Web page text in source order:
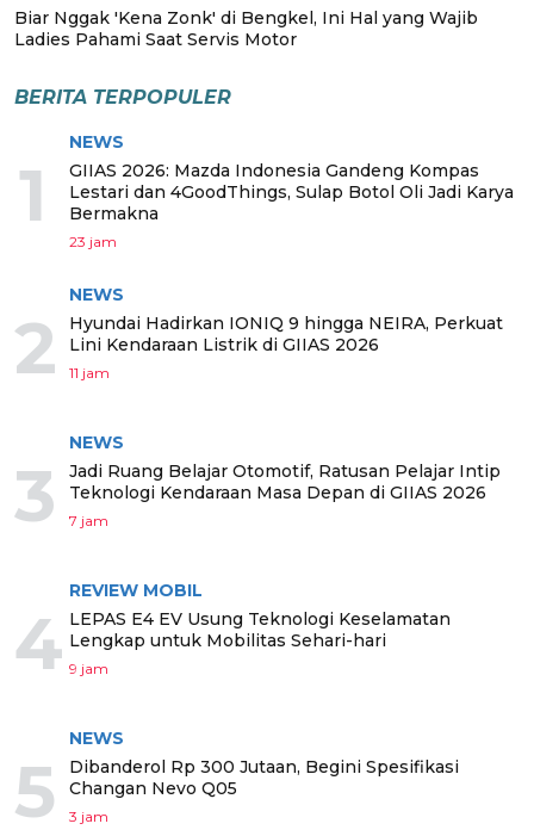
Biar Nggak 'Kena Zonk' di Bengkel, Ini Hal yang Wajib
Ladies Pahami Saat Servis Motor
BERITA TERPOPULER
1
NEWS
GIIAS 2026: Mazda Indonesia Gandeng Kompas
Lestari dan 4GoodThings, Sulap Botol Oli Jadi Karya
Bermakna
23 jam
2
NEWS
Hyundai Hadirkan IONIQ 9 hingga NEIRA, Perkuat
Lini Kendaraan Listrik di GIIAS 2026
11 jam
3
NEWS
Jadi Ruang Belajar Otomotif, Ratusan Pelajar Intip
Teknologi Kendaraan Masa Depan di GIIAS 2026
7 jam
4
REVIEW MOBIL
LEPAS E4 EV Usung Teknologi Keselamatan
Lengkap untuk Mobilitas Sehari-hari
9 jam
5
NEWS
Dibanderol Rp 300 Jutaan, Begini Spesifikasi
Changan Nevo Q05
3 jam